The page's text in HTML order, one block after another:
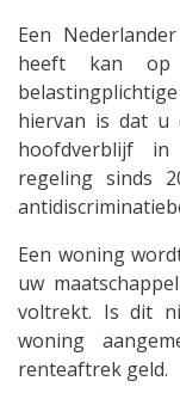
Een
heeft kan op
hiervan is dat u
hoofdverblijf
regeling sinds
Een woning
uw
voltrekt. Is dit
woning
renteaftrek geld.